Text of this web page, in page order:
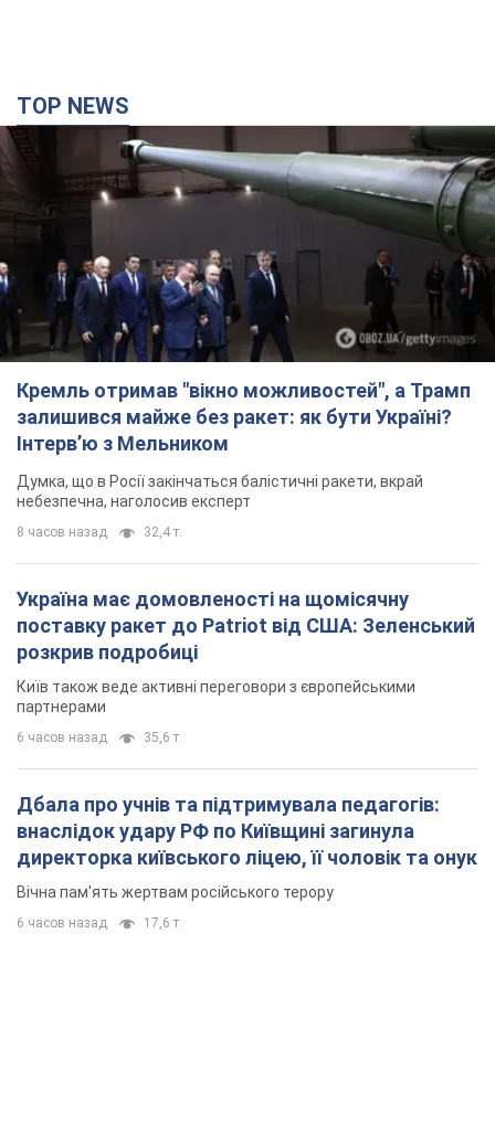
Кремль отримав "вікно можливостей", а Трамп
залишився майже без ракет: як бути Україні?
Інтерв’ю з Мельником
Думка, що в Росії закінчаться балістичні ракети, вкрай
небезпечна, наголосив експерт
8 часов назад 32,4 т.
Україна має домовленості на щомісячну
поставку ракет до Patriot від США: Зеленський
розкрив подробиці
партнерами
Дбала про учнів та підтримувала педагогів:
внаслідок удару РФ по Київщині загинула
директорка київського ліцею, її чоловік та онук
6 часов назад